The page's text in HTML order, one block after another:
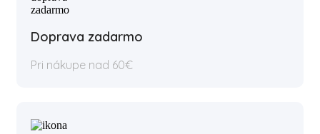
Doprava zadarmo
Pri nákupe nad 60€